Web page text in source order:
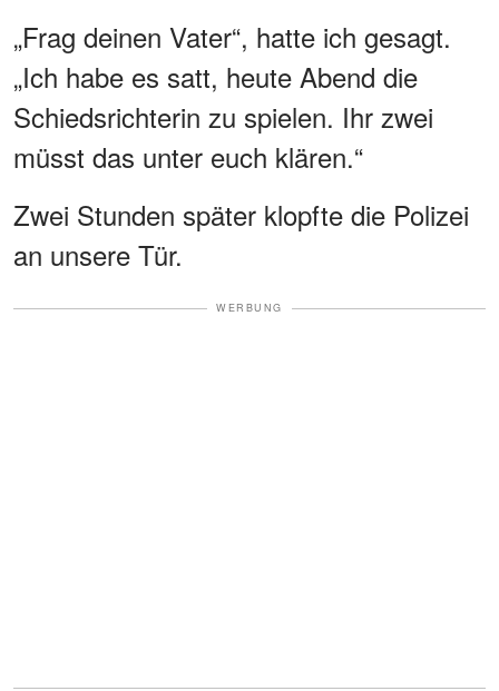
„Frag deinen Vater“, hatte ich gesagt.
„Ich habe es satt, heute Abend die
Schiedsrichterin zu spielen. Ihr zwei
müsst das unter euch klären.“
Zwei Stunden später klopfte die Polizei
an unsere Tür.
WERBUNG